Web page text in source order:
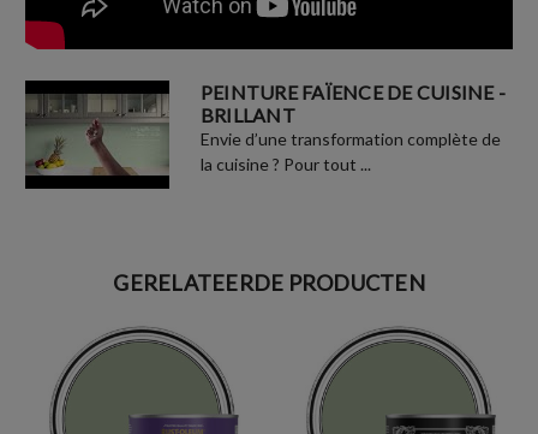
PEINTURE FAÏENCE DE CUISINE -
BRILLANT
Envie d’une transformation complète de
la cuisine ? Pour tout ...
GERELATEERDE PRODUCTEN